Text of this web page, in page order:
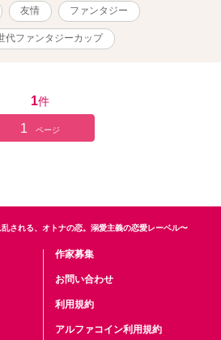
だ。しかしこれは大失敗だった。 この
他人へ夫婦のことを打ち明けるのは恥
う。とうとう感情を爆発させたバーバ
への不満をぶちまけた。それを聞いた
ーヌだった。
友情 ファンタジー
代ファンタジーカップ
1件
1 ページ
される、オトナの恋。溺愛主義の恋愛レーベル〜
作家募集
お問い合わせ
利用規約
アルファコイン利用規約